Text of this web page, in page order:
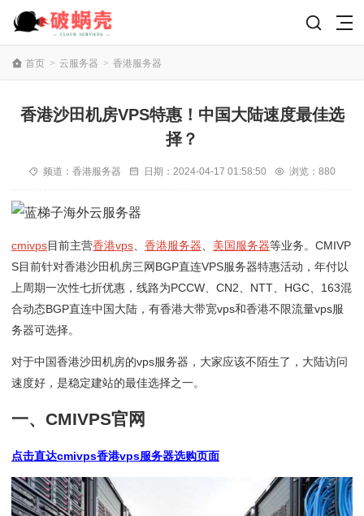
首页 > 云服务器 > 香港服务器
香港沙田机房VPS特惠！中国大陆速度最佳选
择？
频道： 香港服务器 日期： 2024-04-17 01:58:50 浏览：880
cmivps目前主营香港vps 香港服务器 美国服务器等业务。CMIVP
S目前针对香港沙田机房三网BGP直连VPS服务器特惠活动，年付以
上周期一次性七折优惠，线路为PCCW、CN2、NTT、HGC、163混
合动态BGP直连中国大陆，有香港大带宽vps和香港不限流量vps服
务器可选择。
对于中国香港沙田机房的vps服务器，大家应该不陌生了，大陆访问
速度好，是稳定建站的最佳选择之一。
一、CMIVPS官网
点击直达cmivps香港vps服务器选购页面